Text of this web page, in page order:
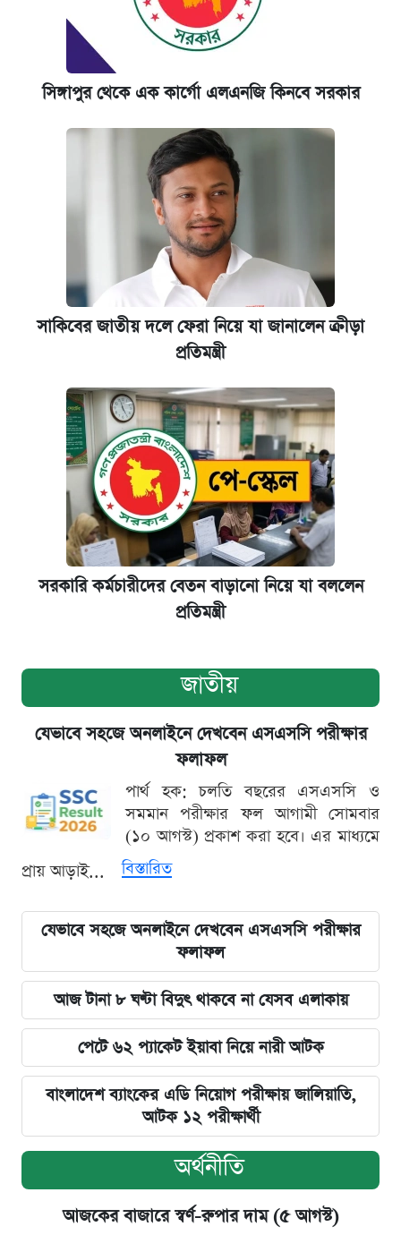
সিঙ্গাপুর থেকে এক কার্গো এলএনজি কিনবে সরকার
সাকিবের জাতীয় দলে ফেরা নিয়ে যা জানালেন ক্রীড়া
প্রতিমন্ত্রী
সরকারি কর্মচারীদের বেতন বাড়ানো নিয়ে যা বললেন
প্রতিমন্ত্রী
জাতীয়
যেভাবে সহজে অনলাইনে দেখবেন এসএসসি পরীক্ষার
ফলাফল
পার্থ হক: চলতি বছরের এসএসসি ও
সমমান পরীক্ষার ফল আগামী সোমবার
(১০ আগস্ট) প্রকাশ করা হবে। এর মাধ্যমে
প্রায় আড়াই...
বিস্তারিত
যেভাবে সহজে অনলাইনে দেখবেন এসএসসি পরীক্ষার
ফলাফল
আজ টানা ৮ ঘণ্টা বিদুৎ থাকবে না যেসব এলাকায়
পেটে ৬২ প্যাকেট ইয়াবা নিয়ে নারী আটক
বাংলাদেশ ব্যাংকের এডি নিয়োগ পরীক্ষায় জালিয়াতি,
আটক ১২ পরীক্ষার্থী
অর্থনীতি
আজকের বাজারে স্বর্ণ-রুপার দাম (৫ আগস্ট)